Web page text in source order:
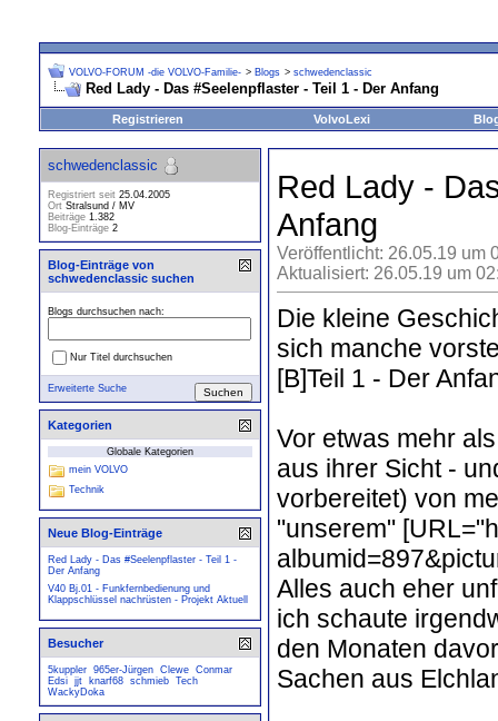
VOLVO-FORUM -die VOLVO-Familie- > Blogs > schwedenclassic
Red Lady - Das #Seelenpflaster - Teil 1 - Der Anfang
Registrieren VolvoLexi
Red Lady -
Anfang
Veröffentlicht: 26.05.19 um
Aktualisiert: 26.05.19 um
Die kleine
sich manche
[B]Teil 1 - Der
Vor etwas mehr
aus ihrer Sicht -
vorbereitet) von
"unserem"
Alles auch eher
ich schaute
den Monaten
Sachen aus
schwedenclassic
Registriert seit 25.04.2005
Ort Stralsund / MV
Beiträge 1.382
Blog-Einträge 2
Blog-Einträge von
schwedenclassic suchen
Blogs durchsuchen nach:
Nur Titel durchsuchen
Erweiterte Suche
Kategorien
Globale Kategorien
mein VOLVO
Technik
Neue Blog-Einträge
Red Lady - Das #Seelenpflaster - Teil 1 -
Der Anfang
V40 Bj.01 - Funkfernbedienung und
Klappschlüssel nachrüsten - Projekt Aktuell
Besucher
5kuppler 965er-Jürgen Clewe Conmar
Edsi jjt knarf68 schmieb Tech
WackyDoka